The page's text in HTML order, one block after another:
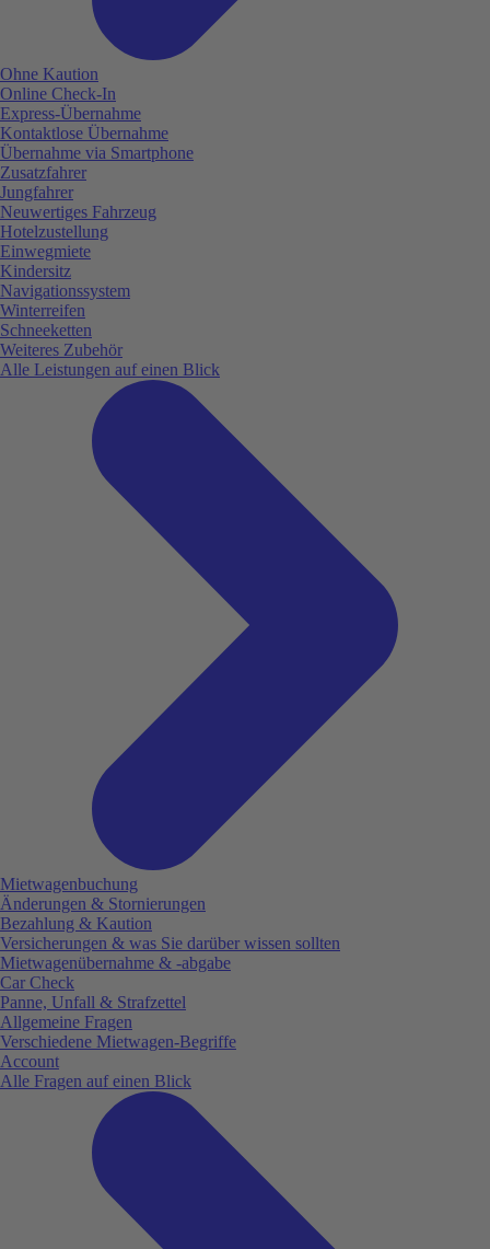
Ohne Kaution
Online Check-In
Express-Übernahme
Kontaktlose Übernahme
Übernahme via Smartphone
Zusatzfahrer
Jungfahrer
Neuwertiges Fahrzeug
Hotelzustellung
Einwegmiete
Kindersitz
Navigationssystem
Winterreifen
Schneeketten
Weiteres Zubehör
Alle Leistungen auf einen Blick
Mietwagenbuchung
Änderungen & Stornierungen
Bezahlung & Kaution
Versicherungen & was Sie darüber wissen sollten
Mietwagenübernahme & -abgabe
Car Check
Panne, Unfall & Strafzettel
Allgemeine Fragen
Verschiedene Mietwagen-Begriffe
Account
Alle Fragen auf einen Blick